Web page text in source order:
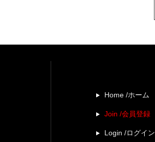
Home /ホーム
Join /会員登録
Login /ログイン